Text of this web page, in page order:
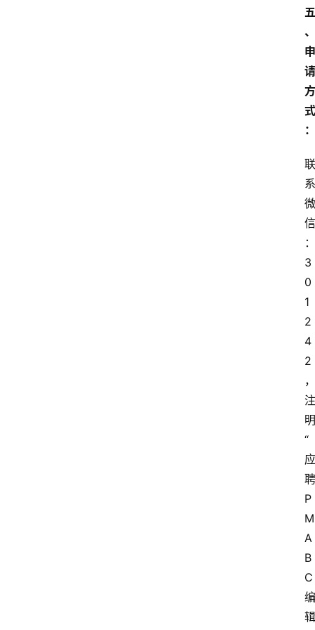
五
、
申
请
方
式
：
联
系
微
信
：
3
0
1
2
4
2
，
注
明
“
应
聘
P
M
A
B
C
编
辑